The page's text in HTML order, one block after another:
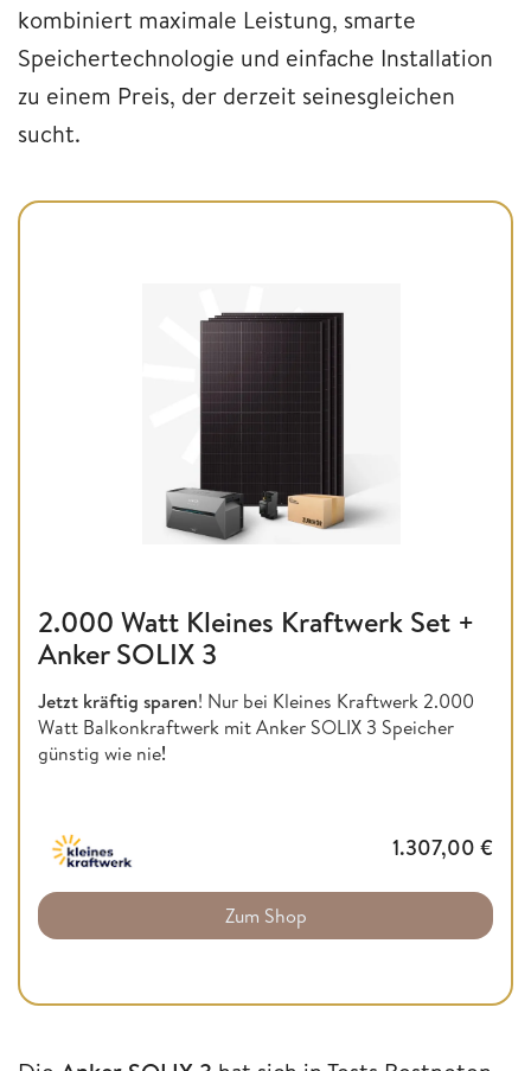
kombiniert maximale Leistung, smarte
Speichertechnologie und einfache Installation
zu einem Preis, der derzeit seinesgleichen
sucht.
2.000 Watt Kleines Kraftwerk Set +
Anker SOLIX 3
Jetzt kräftig sparen! Nur bei Kleines Kraftwerk 2.000
Watt Balkonkraftwerk mit Anker SOLIX 3 Speicher
günstig wie nie!
1.307,00 €
Zum Shop